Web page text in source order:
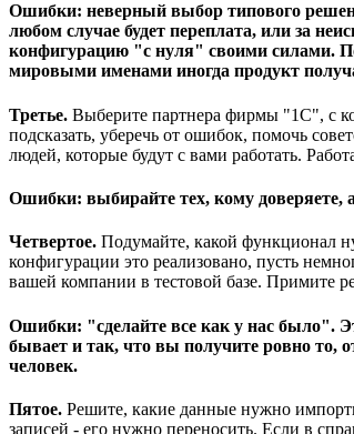
Ошибки: неверный выбор типового
любом случае будет переплата, или за
конфигурацию "с нуля" своими силами.
мировыми именами иногда продукт
Третье. Выберите партнера фирмы "1С", с
подсказать, уберечь от ошибок, помочь
людей, которые будут с вами работать.
Ошибки: выбирайте тех, кому доверяете,
Четвертое. Подумайте, какой функционал
конфигурации это реализовано, пусть
вашей компании в тестовой базе. Примите
Ошибки: "сделайте все как у нас было".
бывает и так, что вы получите ровно то,
человек.
Пятое. Решите, какие данные нужно
записей - его нужно переносить. Если в